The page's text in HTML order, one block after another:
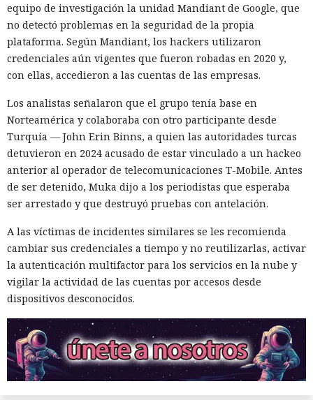
equipo de investigación la unidad Mandiant de Google, que
no detectó problemas en la seguridad de la propia
plataforma. Según Mandiant, los hackers utilizaron
credenciales aún vigentes que fueron robadas en 2020 y,
con ellas, accedieron a las cuentas de las empresas.
Los analistas señalaron que el grupo tenía base en
Norteamérica y colaboraba con otro participante desde
Turquía — John Erin Binns, a quien las autoridades turcas
detuvieron en 2024 acusado de estar vinculado a un hackeo
anterior al operador de telecomunicaciones T-Mobile. Antes
de ser detenido, Muka dijo a los periodistas que esperaba
ser arrestado y que destruyó pruebas con antelación.
A las víctimas de incidentes similares se les recomienda
cambiar sus credenciales a tiempo y no reutilizarlas, activar
la autenticación multifactor para los servicios en la nube y
vigilar la actividad de las cuentas por accesos desde
dispositivos desconocidos.
La inteligencia artificial generativa rara vez convierte a los
animales parlantes en cuentos infantiles en personajes
modelos lingüísticos mostró que solo el 2% de los
protagonistas recibieron género femenino. El 41% de los
personajes resultaron masculinos, y en el 57% restante los
modelos los dejaron sin indicar el sexo o los marcaron como
neutrales.
El estudio fue realizado por especialistas de la Universidad
de 2026 en la conferencia de ACM sobre equidad,
responsabilidad y transparencia en Montreal.
El trabajo continuó un proyecto previo dedicado al género
de los animales en libros infantiles populares. Entonces los
mayoría de los animales que aparecen con frecuencia eran
representados como personajes masculinos. La excepción
fueron los gatos, los patos y las aves, entre los cuales las
imágenes femeninas aparecían algo más a menudo.